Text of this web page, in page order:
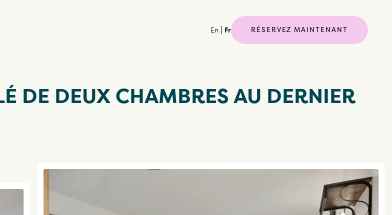
En Fr RÉSERVEZ MAINTENANT
DE DEUX CHAMBRES AU DERNIER